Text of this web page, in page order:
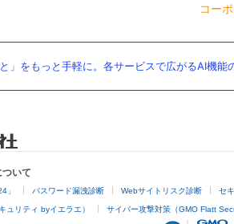
コー
」をもっと手軽に。各サービスで広がるAI機能
いて
」 パスワード漏洩診断 Webサイトリスク診断 セ
ュリティ byイエラエ） サイバー攻撃対策（GMO Flatt